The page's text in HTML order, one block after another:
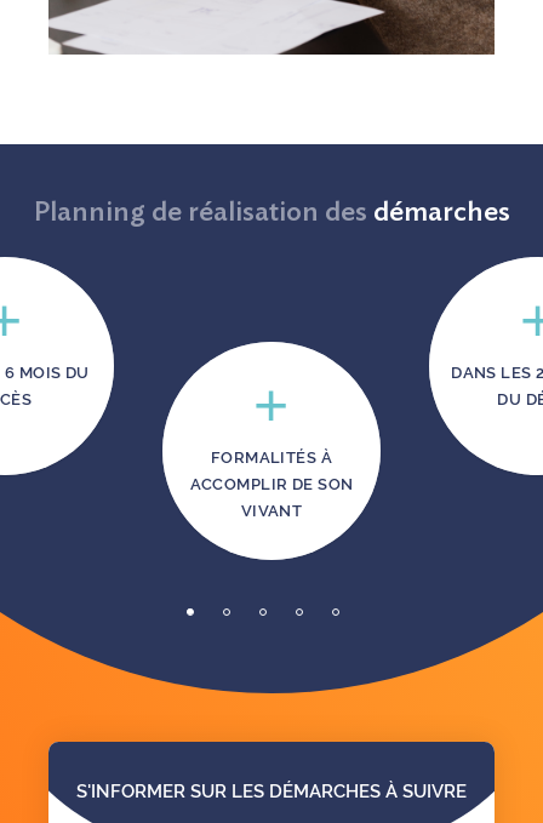
Planning de réalisation des démarches
6 MOIS DU
FORMALITÉS À
ACCOMPLIR DE SON
VIVANT
DANS LES
DU
S'INFORMER SUR LES DÉMARCHES À SUIVRE